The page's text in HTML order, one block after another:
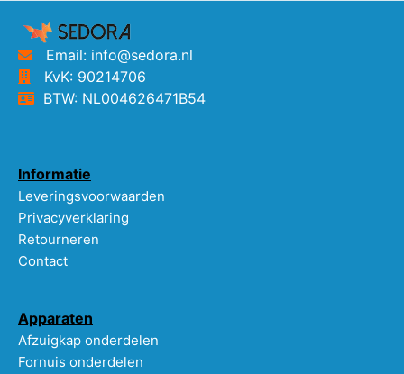
Email: info@sedora.nl
KvK: 90214706
BTW: NL004626471B54
Informatie
Leveringsvoorwaarden
Privacyverklaring
Retourneren
Contact
Apparaten
Afzuigkap onderdelen
Fornuis onderdelen